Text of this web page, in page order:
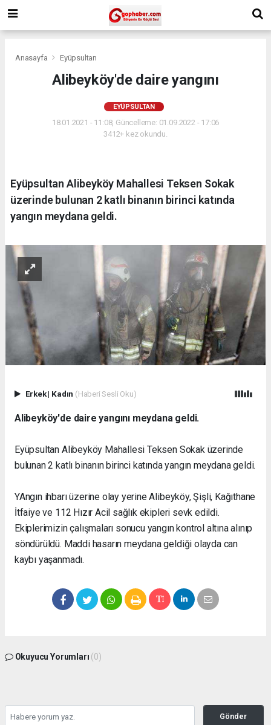
Anasayfa Eyüpsultan
Alibeyköy'de daire yangını
EYÜPSULTAN
18.01.2021 - 11:08, Güncelleme: 01.09.2022 - 17:06
3412+ kez okundu.
Eyüpsultan Alibeyköy Mahallesi Teksen Sokak
üzerinde bulunan 2 katlı binanın birinci katında
yangın meydana geldi.
Erkek| Kadın (Haberi Sesli Oku)
Alibeyköy'de daire yangını meydana geldi.
Eyüpsultan Alibeyköy Mahallesi Teksen Sokak üzerinde
bulunan 2 katlı binanın birinci katında yangın meydana geldi.
YAngın ihbarı üzerine olay yerine Alibeyköy, Şişli, Kağıthane
İtfaiye ve 112 Hızır Acil sağlık ekipleri sevk edildi.
Ekiplerimizin çalışmaları sonucu yangın kontrol altına alınıp
söndürüldü. Maddi hasarın meydana geldiği olayda can
kaybı yaşanmadı.
Okuyucu Yorumları (0)
Gönder